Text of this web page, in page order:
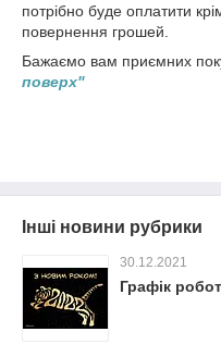
потрібно буде оплатити
повернення грошей.
Бажаємо вам приємних
поверх"
Інші новини рубрики
30.12.2021
Графік